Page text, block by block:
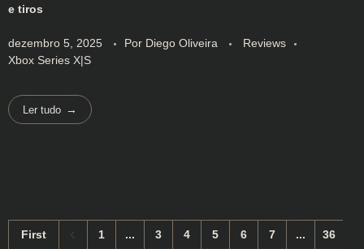
e tiros
dezembro 5, 2025 Por Diego Oliveira
Reviews
Xbox Series X|S
Ler tudo
First 1 ... 3 4 5 6 7 ... 36